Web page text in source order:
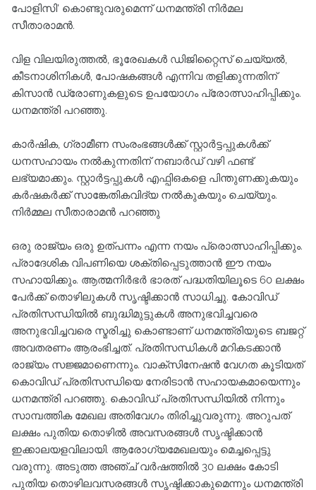
പോളിസി' കൊണ്ടുവരുമെന്ന് ധനമന്ത്രി നിര്‍മല
സീതാരാമന്‍.
വിള വിലയിരുത്തല്‍, ഭൂരേഖകള്‍ ഡിജിറ്റൈസ് ചെയ്യല്‍,
കീടനാശിനികള്‍, പോഷകങ്ങള്‍ എന്നിവ തളിക്കുന്നതിന്
കിസാന്‍ ഡ്രോണുകളുടെ ഉപയോഗം പ്രോത്സാഹിപ്പിക്കും.
ധനമന്ത്രി പറഞ്ഞു.
കാര്‍ഷിക, ഗ്രാമീണ സംരംഭങ്ങള്‍ക്ക് സ്റ്റാര്‍ട്ടപ്പുകള്‍ക്ക്
ധനസഹായം നല്‍കുന്നതിന് നബാര്‍ഡ് വഴി ഫണ്ട്
ലഭ്യമാക്കും. സ്റ്റാര്‍ട്ടപ്പുകള്‍ എഫ്പിഒകളെ പിന്തുണക്കുകയും
കര്‍ഷകര്‍ക്ക് സാങ്കേതികവിദ്യ നല്‍കുകയും ചെയ്യും.
നിര്‍മ്മല സീതാരാമന്‍ പറഞ്ഞു
ഒരു രാജ്യം ഒരു ഉത്പന്നം എന്ന നയം പ്രൊത്സാഹിപ്പിക്കും.
പ്രാദേശിക വിപണിയെ ശക്തിപ്പെടുത്താന്‍ ഈ നയം
സഹായിക്കും. ആത്മനിര്‍ഭര്‍ ഭാരത് പദ്ധതിയിലൂടെ 60 ലക്ഷം
പേര്‍ക്ക് തൊഴിലുകള്‍ സൃഷ്ടിക്കാന്‍ സാധിച്ചു. കോവിഡ്
പ്രതിസന്ധിയില്‍ ബുദ്ധിമുട്ടുകള്‍ അനുഭവിച്ചവരെ
അനുഭവിച്ചവരെ സ്മരിച്ചു കൊണ്ടാണ് ധനമന്ത്രിയുടെ ബജറ്റ്
അവതരണം ആരംഭിച്ചത്. പ്രതിസന്ധികള്‍ മറികടക്കാന്‍
രാജ്യം സജ്ജമാണെന്നും. വാക്സിനേഷന്‍ വേഗത കൂടിയത്
കൊവിഡ് പ്രതിസന്ധിയെ നേരിടാന്‍ സഹായകമായെന്നും
ധനമന്ത്രി പറഞ്ഞു. കൊവിഡ് പ്രതിസന്ധിയില്‍ നിന്നും
സാമ്പത്തിക മേഖല അതിവേഗം തിരിച്ചുവരുന്നു. അറുപത്
ലക്ഷം പുതിയ തൊഴില്‍ അവസരങ്ങള്‍ സൃഷ്ടിക്കാന്‍
ഇക്കാലയളവിലായി. ആരോഗ്യമേഖലയും മെച്ചപ്പെട്ടു
വരുന്നു. അടുത്ത അഞ്ച് വര്‍ഷത്തില്‍ 30 ലക്ഷം കോടി
പുതിയ തൊഴിലവസരങ്ങള്‍ സൃഷ്ടിക്കാകുമെന്നും ധനമന്ത്രി